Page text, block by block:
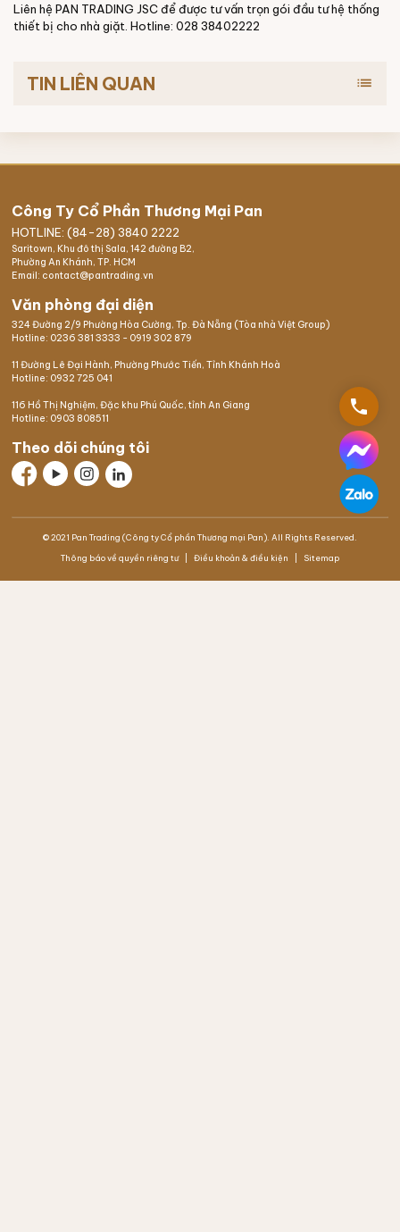
Liên hệ PAN TRADING JSC để được tư vấn trọn gói đầu tư hệ thống
thiết bị cho nhà giặt. Hotline: 028 38402222
TIN LIÊN QUAN list
Công Ty Cổ Phần Thương Mại Pan
HOTLINE: (84-28) 3840 2222
Saritown, Khu đô thị Sala, 142 đường B2,
Phường An Khánh, TP. HCM
Email: contact@pantrading.vn
Văn phòng đại diện
324 Đường 2/9 Phường Hòa Cường, Tp. Đà Nẵng (Tòa nhà Việt Group)
Hotline: 0236 381 3333 - 0919 302 879
11 Đường Lê Đại Hành, Phường Phước Tiến, Tỉnh Khánh Hoà
Hotline: 0932 725 041
116 Hồ Thị Nghiệm, Đặc khu Phú Quốc, tỉnh An Giang
Hotline: 0903 808511
Theo dõi chúng tôi
© 2021 Pan Trading (Công ty Cổ phần Thương mại Pan). All Rights Reserved.
Thông báo về quyền riêng tư Điều khoản & điều kiện Sitemap
phone